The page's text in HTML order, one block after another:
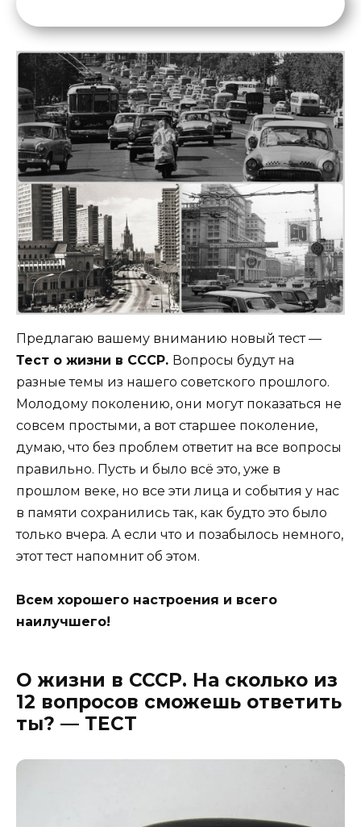
Предлагаю вашему вниманию новый тест —
Тест о жизни в СССР. Вопросы будут на
разные темы из нашего советского прошлого.
Молодому поколению, они могут показаться не
совсем простыми, а вот старшее поколение,
думаю, что без проблем ответит на все вопросы
правильно. Пусть и было всё это, уже в
прошлом веке, но все эти лица и события у нас
в памяти сохранились так, как будто это было
только вчера. А если что и позабылось немного,
этот тест напомнит об этом.
Всем хорошего настроения и всего
наилучшего!
О жизни в СССР. На сколько из
12 вопросов сможешь ответить
ты? — ТЕСТ